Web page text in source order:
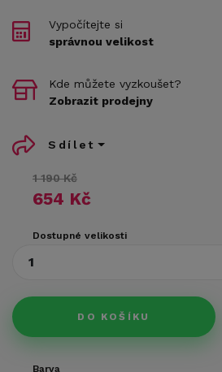
1 190 Kč
654 Kč
Dostupné velikosti
1
DO KOŠÍKU
Vypočítejte si
správnou velikost
Kde můžete vyzkoušet?
Zobrazit prodejny
Sdílet
Barva